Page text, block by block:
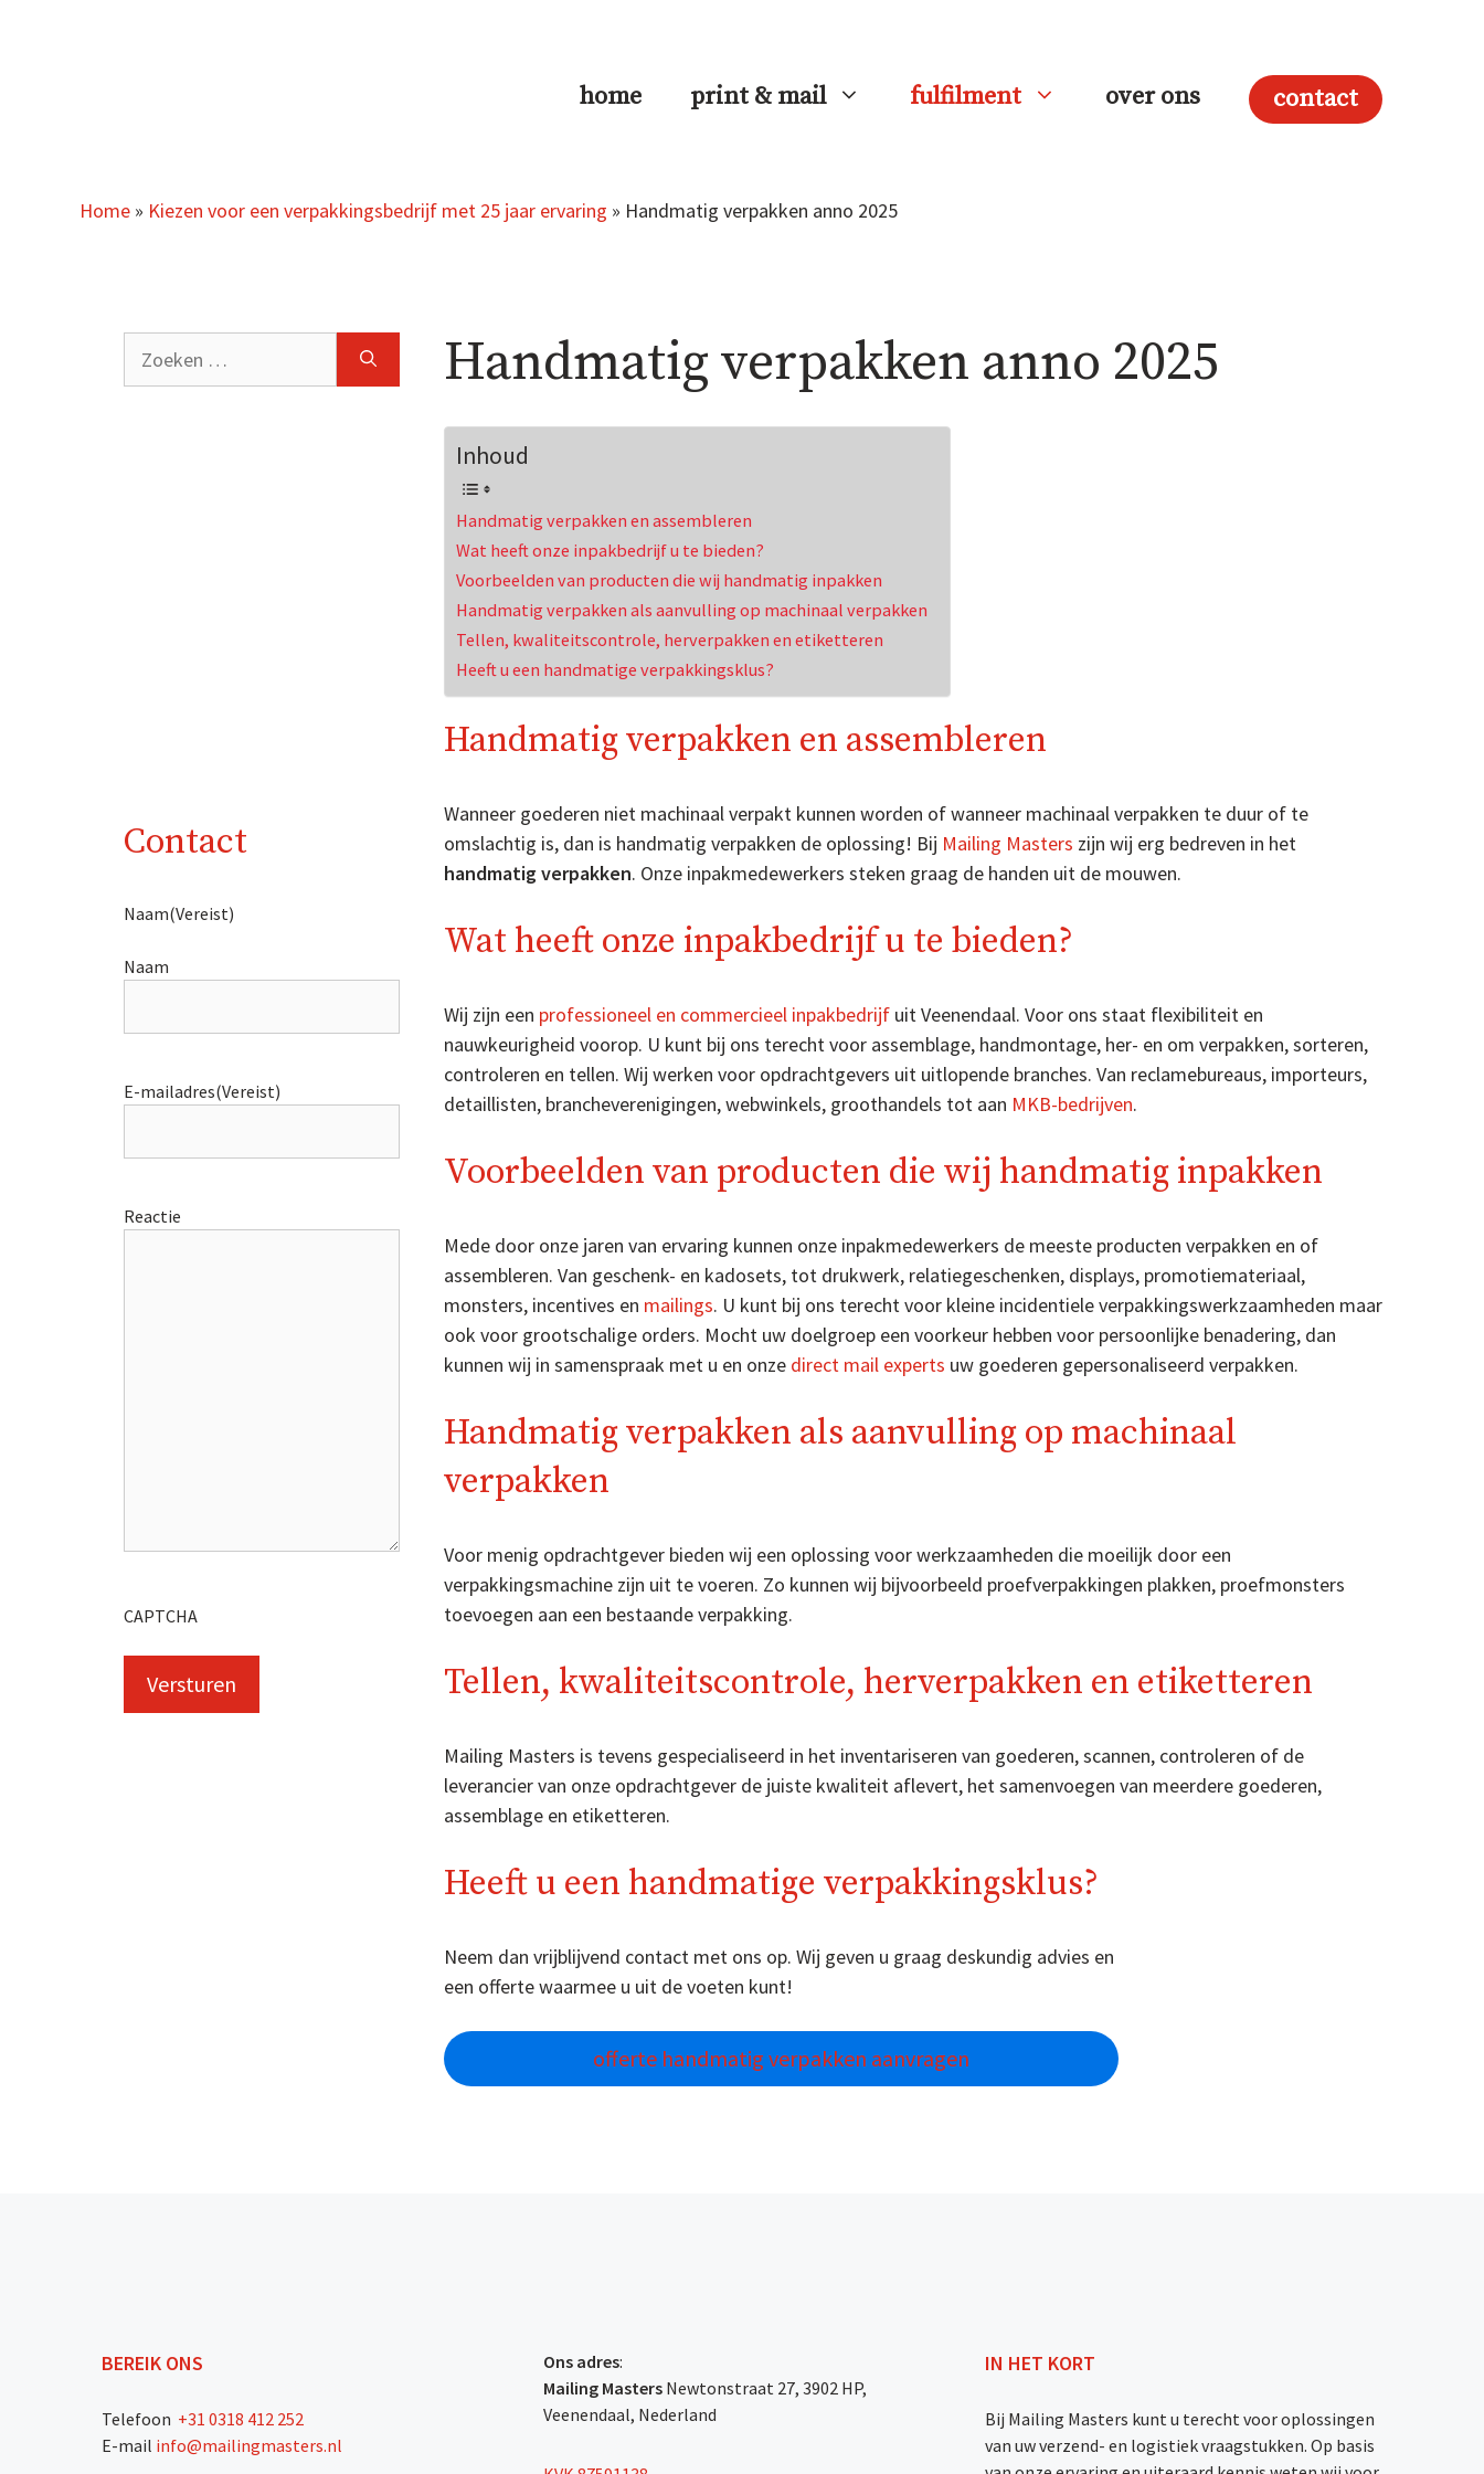
home print & mail fulfilment over ons contact
Home » Kiezen voor een verpakkingsbedrijf met 25 jaar ervaring » Handmatig verpakken anno 2025
Handmatig verpakken anno 2025
Inhoud
Handmatig verpakken en assembleren
Wat heeft onze inpakbedrijf u te bieden?
Voorbeelden van producten die wij handmatig inpakken
Handmatig verpakken als aanvulling op machinaal verpakken
Tellen, kwaliteitscontrole, herverpakken en etiketteren
Heeft u een handmatige verpakkingsklus?
Handmatig verpakken en assembleren
Wanneer goederen niet machinaal verpakt kunnen worden of wanneer machinaal verpakken te duur of te
omslachtig is, dan is handmatig verpakken de oplossing! Bij Mailing Masters zijn wij erg bedreven in het
handmatig verpakken. Onze inpakmedewerkers steken graag de handen uit de mouwen.
Wat heeft onze inpakbedrijf u te bieden?
Wij zijn een professioneel en commercieel inpakbedrijf uit Veenendaal. Voor ons staat flexibiliteit en
nauwkeurigheid voorop. U kunt bij ons terecht voor assemblage, handmontage, her- en om verpakken, sorteren,
controleren en tellen. Wij werken voor opdrachtgevers uit uitlopende branches. Van reclamebureaus, importeurs,
detaillisten, brancheverenigingen, webwinkels, groothandels tot aan MKB-bedrijven.
Voorbeelden van producten die wij handmatig inpakken
Mede door onze jaren van ervaring kunnen onze inpakmedewerkers de meeste producten verpakken en of
assembleren. Van geschenk- en kadosets, tot drukwerk, relatiegeschenken, displays, promotiemateriaal,
monsters, incentives en mailings. U kunt bij ons terecht voor kleine incidentiele verpakkingswerkzaamheden maar
ook voor grootschalige orders. Mocht uw doelgroep een voorkeur hebben voor persoonlijke benadering, dan
kunnen wij in samenspraak met u en onze direct mail experts uw goederen gepersonaliseerd verpakken.
Handmatig verpakken als aanvulling op machinaal
verpakken
Voor menig opdrachtgever bieden wij een oplossing voor werkzaamheden die moeilijk door een
verpakkingsmachine zijn uit te voeren. Zo kunnen wij bijvoorbeeld proefverpakkingen plakken, proefmonsters
toevoegen aan een bestaande verpakking.
Tellen, kwaliteitscontrole, herverpakken en etiketteren
Mailing Masters is tevens gespecialiseerd in het inventariseren van goederen, scannen, controleren of de
leverancier van onze opdrachtgever de juiste kwaliteit aflevert, het samenvoegen van meerdere goederen,
assemblage en etiketteren.
Heeft u een handmatige verpakkingsklus?
Neem dan vrijblijvend contact met ons op. Wij geven u graag deskundig advies en
een offerte waarmee u uit de voeten kunt!
offerte handmatig verpakken aanvragen
Contact
Naam(Vereist)
Naam
E-mailadres(Vereist)
Reactie
CAPTCHA
BEREIK ONS
Telefoon +31 0318 412 252
E-mail info@mailingmasters.nl
Ons adres:
Mailing Masters Newtonstraat 27, 3902 HP,
Veenendaal, Nederland
IN HET KORT
Bij Mailing Masters kunt u terecht voor oplossingen
van uw verzend- en logistiek vraagstukken. Op basis